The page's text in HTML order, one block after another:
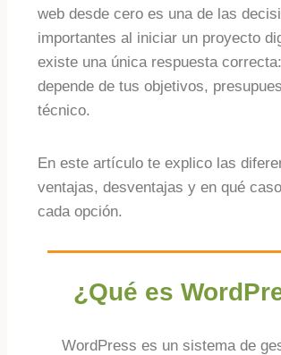
web desde cero es una de las
importantes al iniciar un proyecto
existe una única respuesta
depende de tus objetivos,
técnico.
En este artículo te explico las
ventajas, desventajas y en qué
cada opción.
¿Qué es
WordPress es un sistema de